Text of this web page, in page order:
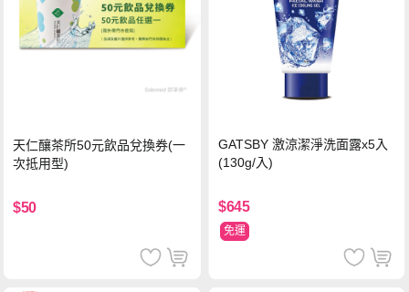
天仁釀茶所50元飲品兌換券(一
次抵用型)
$50
GATSBY 激涼潔淨洗面露x5入
(130g/入)
$645
免運